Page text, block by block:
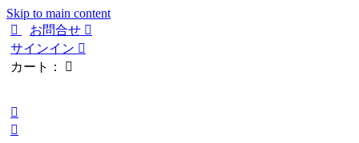
Skip to main content

お問合せ 
サインイン 
カート：


